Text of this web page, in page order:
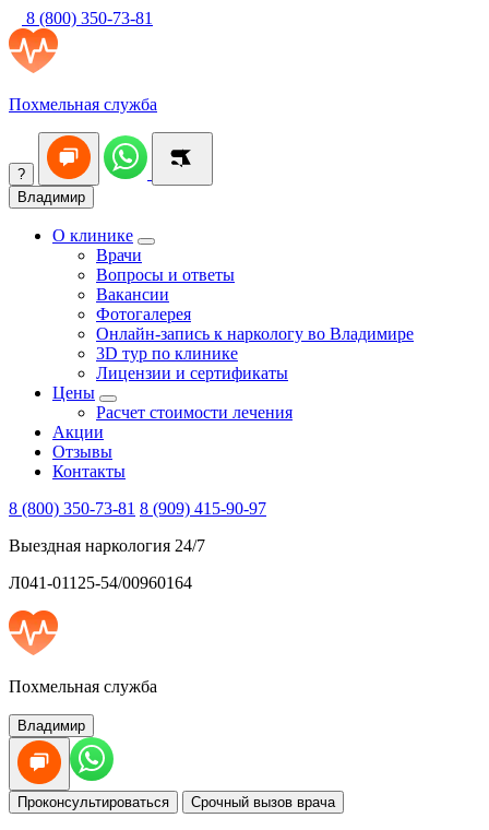
8 (800) 350-73-81
Похмельная служба
?
Владимир
О клинике
Врачи
Вопросы и ответы
Вакансии
Фотогалерея
Онлайн-запись к наркологу во Владимире
3D тур по клинике
Лицензии и сертификаты
Цены
Расчет стоимости лечения
Акции
Отзывы
Контакты
8 (800) 350-73-81 8 (909) 415-90-97
Выездная наркология 24/7
Л041-01125-54/00960164
Похмельная служба
Владимир
Проконсультироваться Срочный вызов врача